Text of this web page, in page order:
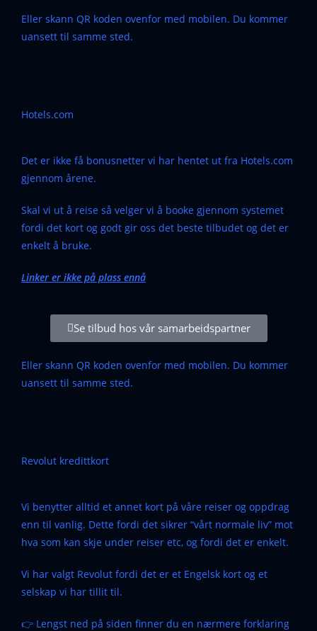
Eller skann QR koden ovenfor med mobilen. Du kommer
uansett til samme sted.
Hotels.com
Det er ikke få bonusnetter vi har hentet ut fra Hotels.com
gjennom årene.
Skal vi ut å reise så velger vi å booke gjennom systemet
fordi det kort og godt gir oss det beste tilbudet og det er
enkelt å bruke.
Linker er ikke på plass ennå
Se tilbud hos vår samarbeidspartner
Eller skann QR koden ovenfor med mobilen. Du kommer
uansett til samme sted.
Revolut kredittkort
Vi benytter alltid et annet kort på våre reiser og oppdrag
enn til vanlig. Dette fordi det sikrer “vårt normale liv” mot
hva som kan skje under reiser etc, og fordi det er enkelt.
Vi har valgt Revolut fordi det er et Engelsk kort og et
selskap vi har tillit til.
👉 Lengst ned på siden finner du en nærmere forklaring